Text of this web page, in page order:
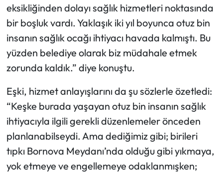
eksikliğinden dolayı sağlık hizmetleri noktasında
bir boşluk vardı. Yaklaşık iki yıl boyunca otuz bin
insanın sağlık ocağı ihtiyacı havada kalmıştı. Bu
yüzden belediye olarak biz müdahale etmek
zorunda kaldık.” diye konuştu.
Eşki, hizmet anlayışlarını da şu sözlerle özetledi:
“Keşke burada yaşayan otuz bin insanın sağlık
ihtiyacıyla ilgili gerekli düzenlemeler önceden
planlanabilseydi. Ama dediğimiz gibi; birileri
tıpkı Bornova Meydanı’nda olduğu gibi yıkmaya,
yok etmeye ve engellemeye odaklanmışken;